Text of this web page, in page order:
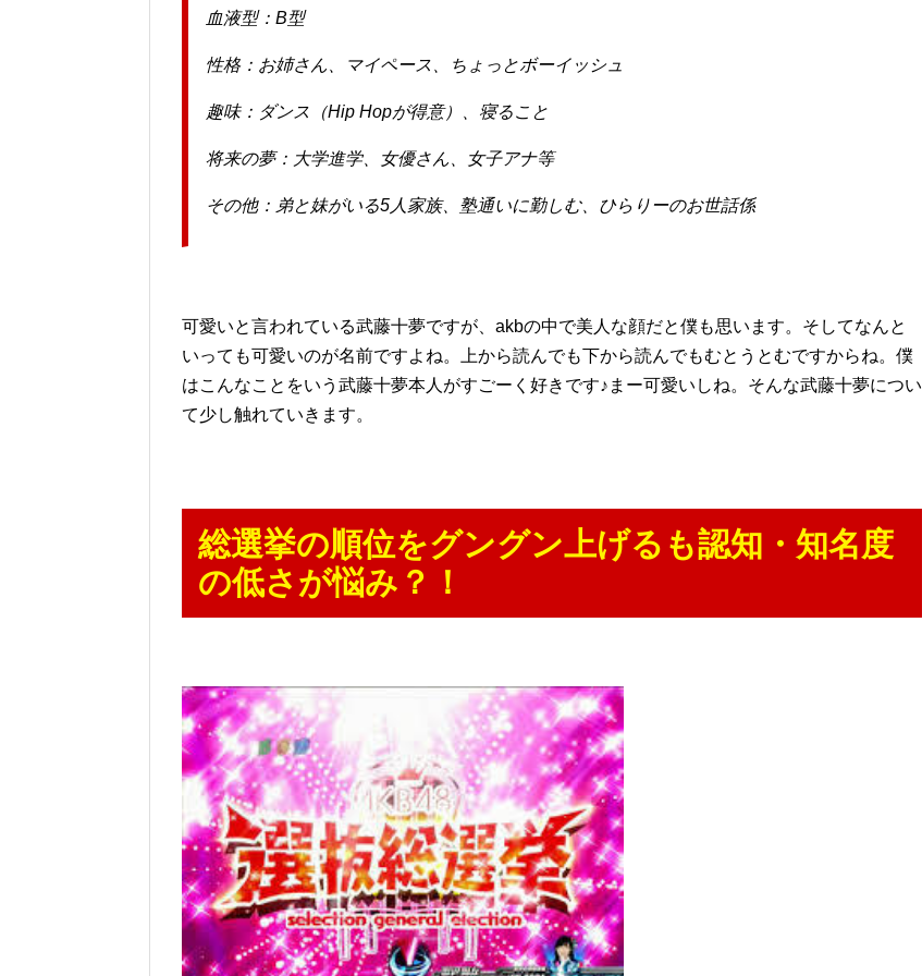
血液型：B型
性格：お姉さん、マイペース、ちょっとボーイッシュ
趣味：ダンス（Hip Hopが得意）、寝ること
将来の夢：大学進学、女優さん、女子アナ等
その他：弟と妹がいる5人家族、塾通いに勤しむ、ひらりーのお世話係
可愛いと言われている武藤十夢ですが、akbの中で美人な顔だと僕も思います。そしてなんと
いっても可愛いのが名前ですよね。上から読んでも下から読んでもむとうとむですからね。僕
はこんなことをいう武藤十夢本人がすごーく好きです♪まー可愛いしね。そんな武藤十夢につい
て少し触れていきます。
総選挙の順位をグングン上げるも認知・知名度
の低さが悩み？！